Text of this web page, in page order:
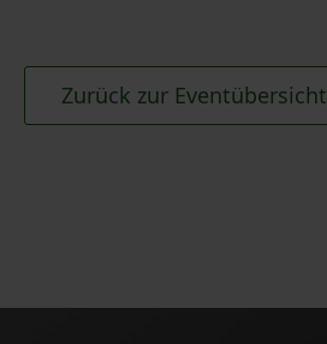
Zurück zur Eventübersicht